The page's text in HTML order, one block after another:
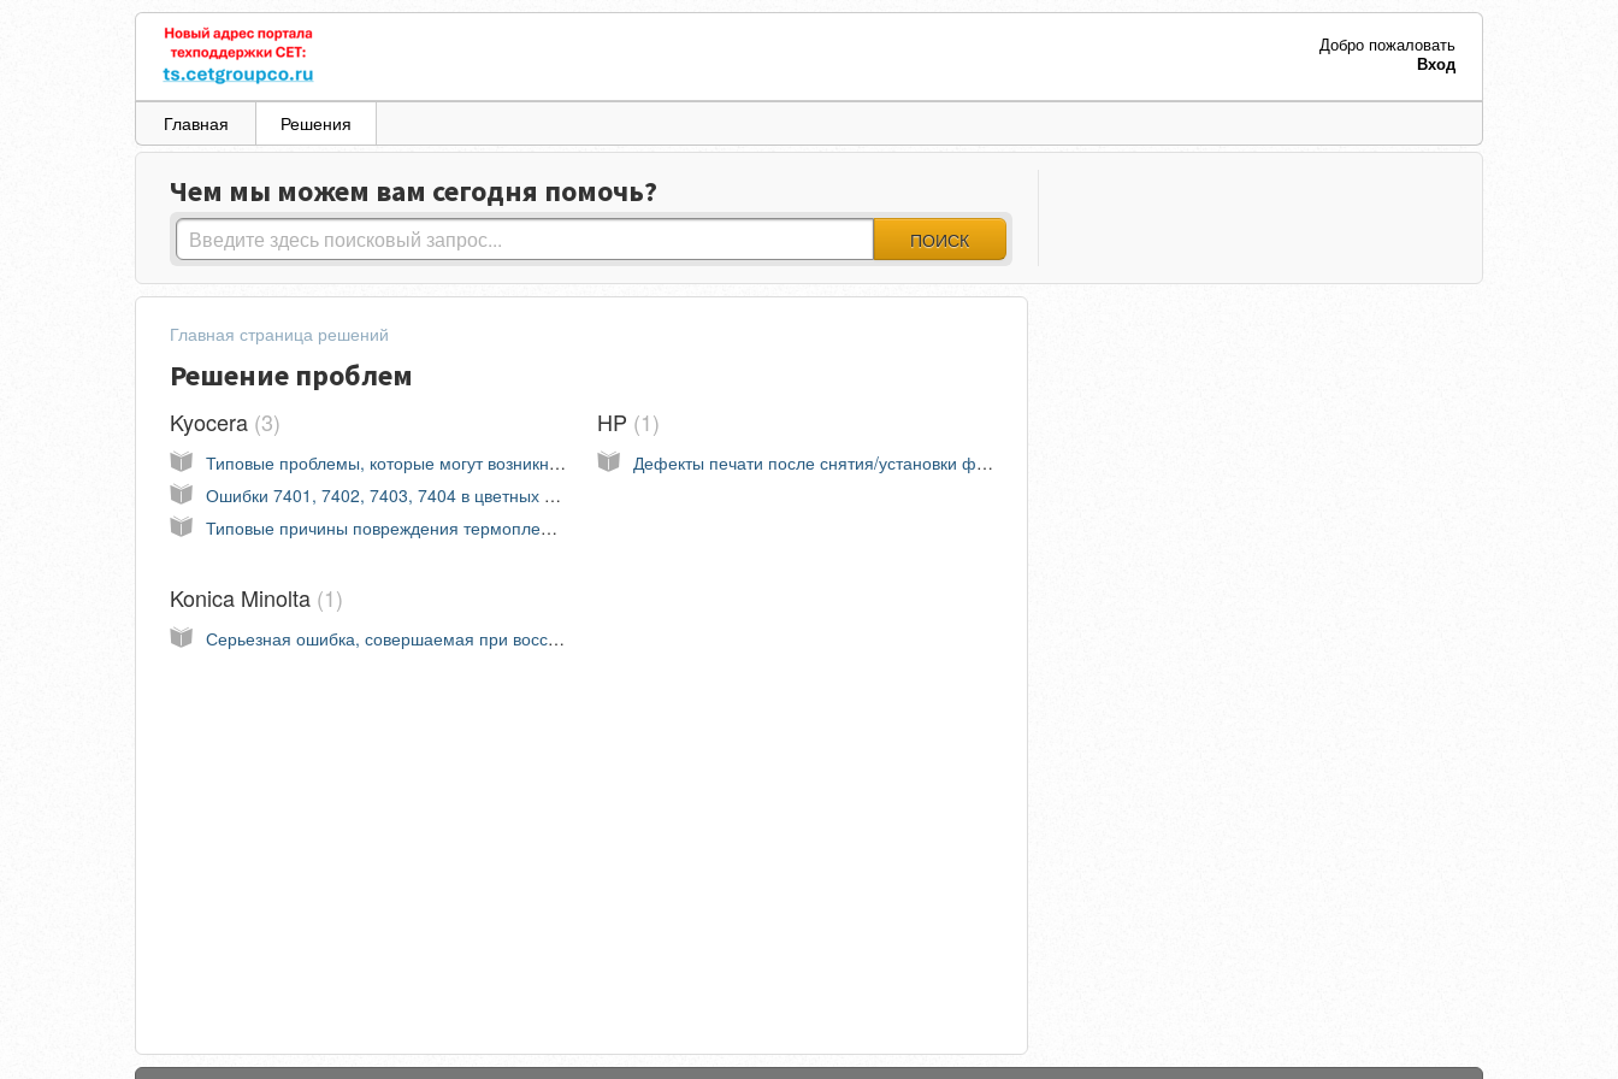
Добро пожаловать
Вход
Главная Решения
Чем мы можем вам сегодня помочь?
ПОИСК
Главная страница решений
Решение проблем
Kyocera 3
Типовые проблемы, которые могут возникнуть после замены барабана в драм-юнитах Kyocera DK-150/170
Ошибки 7401, 7402, 7403, 7404 в цветных машинах Kyocera
Типовые причины повреждения термопленок в печках Kyocera FK-1150
HP 1
Дефекты печати после снятия/установки фьюзера (печки) в HP LaserJet Pro M104/M106/M132/M134
Konica Minolta 1
Серьезная ошибка, совершаемая при восстановлении драм-юнитов DR-512, DR-313, DR-316, DR-214K, IU-214